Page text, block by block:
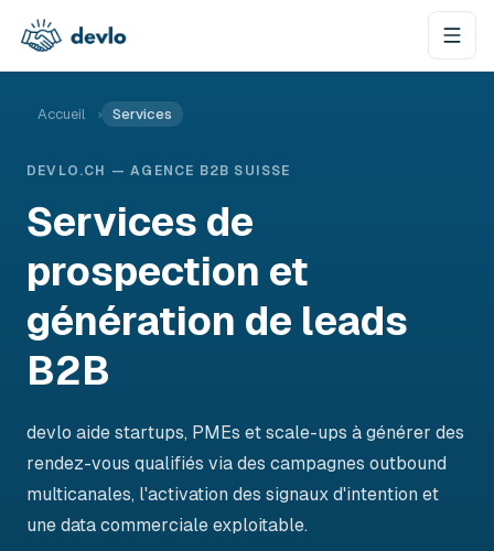
Accueil › Services
DEVLO.CH — AGENCE B2B SUISSE
Services de
prospection et
génération de leads
B2B
devlo aide startups, PMEs et scale-ups à générer des
rendez-vous qualifiés via des campagnes outbound
multicanales, l'activation des signaux d'intention et
une data commerciale exploitable.